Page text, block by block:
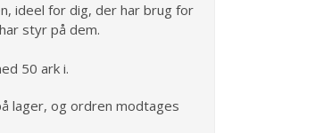
ideel for dig, der har brug for
styr på dem.
50 ark i.
lager, og ordren modtages